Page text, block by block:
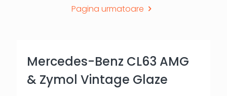
Pagina urmatoare
Mercedes-Benz CL63 AMG
& Zymol Vintage Glaze